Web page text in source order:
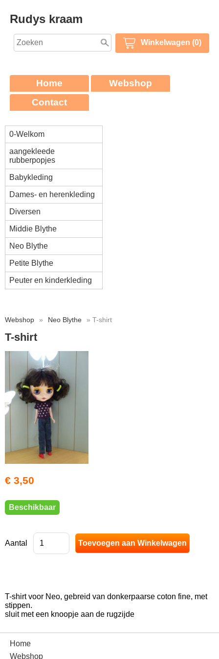
Rudys kraam
Winkelwagen (0)
Home
Webshop
Contact
0-Welkom
aangekleede
rubberpopjes
Babykleding
Dames- en herenkleding
Diversen
Middie Blythe
Neo Blythe
Petite Blythe
Peuter en kinderkleding
Webshop » Neo Blythe » T-shirt
T-shirt
€ 3,50
Beschikbaar
Aantal
T-shirt voor Neo, gebreid van donkerpaarse coton fine, met
stippen.
sluit met een knoopje aan de rugzijde
Home
Webshop